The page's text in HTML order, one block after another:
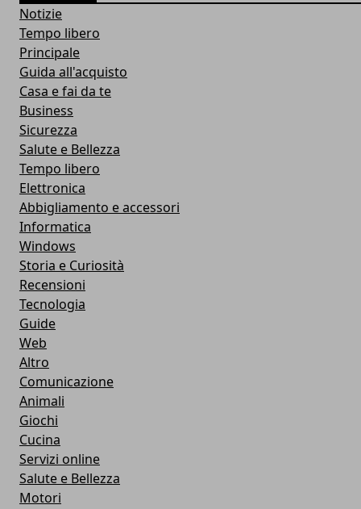
Notizie
Tempo libero
Principale
Guida all'acquisto
Casa e fai da te
Business
Sicurezza
Salute e Bellezza
Tempo libero
Elettronica
Abbigliamento e accessori
Informatica
Windows
Storia e Curiosità
Recensioni
Tecnologia
Guide
Web
Altro
Comunicazione
Animali
Giochi
Cucina
Servizi online
Salute e Bellezza
Motori